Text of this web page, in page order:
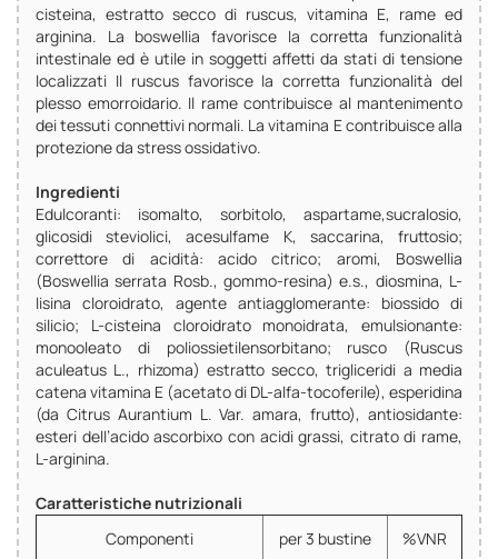
cisteina, estratto secco di ruscus, vitamina E, rame ed
arginina. La boswellia favorisce la corretta funzionalità
intestinale ed è utile in soggetti affetti da stati di tensione
localizzati Il ruscus favorisce la corretta funzionalità del
plesso emorroidario. Il rame contribuisce al mantenimento
dei tessuti connettivi normali. La vitamina E contribuisce alla
protezione da stress ossidativo.
Ingredienti
Edulcoranti: isomalto, sorbitolo, aspartame,sucralosio,
glicosidi steviolici, acesulfame K, saccarina, fruttosio;
correttore di acidità: acido citrico; aromi, Boswellia
(Boswellia serrata Rosb., gommo-resina) e.s., diosmina, L-
lisina cloroidrato, agente antiagglomerante: biossido di
silicio; L-cisteina cloroidrato monoidrata, emulsionante:
monooleato di poliossietilensorbitano; rusco (Ruscus
aculeatus L., rhizoma) estratto secco, trigliceridi a media
catena vitamina E (acetato di DL-alfa-tocoferile), esperidina
(da Citrus Aurantium L. Var. amara, frutto), antiosidante:
esteri dell’acido ascorbixo con acidi grassi, citrato di rame,
L-arginina.
Caratteristiche nutrizionali
Componenti
per 3 bustine %VNR